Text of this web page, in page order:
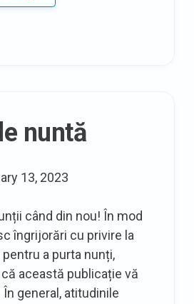
tipuri
de
țesut
nuntă
13, 2023
când din nou! În mod
îngrijorări cu privire la
a purta nunți,
această publicație vă
general, atitudinile